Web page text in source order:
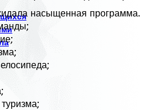
насыщенная